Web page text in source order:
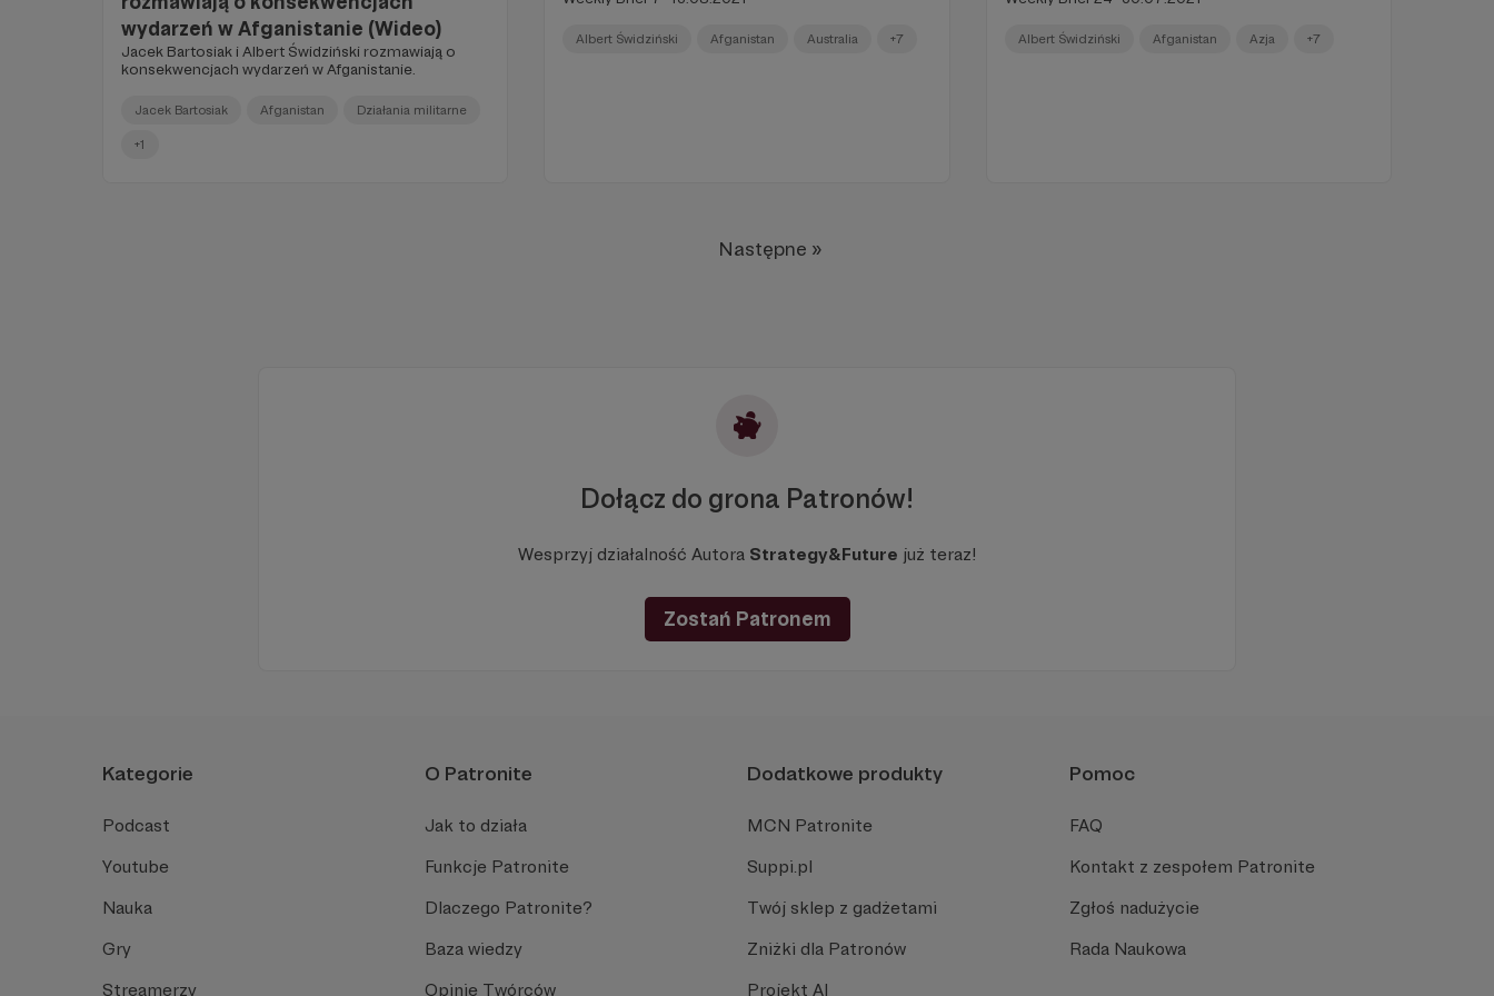
wydarzeń w Afganistanie (Wideo)
Jacek Bartosiak i Albert Świdziński rozmawiają o
konsekwencjach wydarzeń w Afganistanie.
Jacek Bartosiak Afganistan Działania militarne
+1
Albert Świdziński Afganistan Australia +7 Albert Świdziński Afganistan Azja +7
Następne »
Dołącz do grona Patronów!
Wesprzyj działalność Autora Strategy&Future już teraz!
Zostań Patronem
Kategorie
Podcast
Youtube
Nauka
Gry
Streamerzy
O Patronite
Jak to działa
Funkcje Patronite
Dlaczego Patronite?
Baza wiedzy
Opinie Twórców
Dodatkowe produkty
MCN Patronite
Suppi.pl
Twój sklep z gadżetami
Zniżki dla Patronów
Projekt AI
Pomoc
FAQ
Kontakt z zespołem Patronite
Zgłoś nadużycie
Rada Naukowa